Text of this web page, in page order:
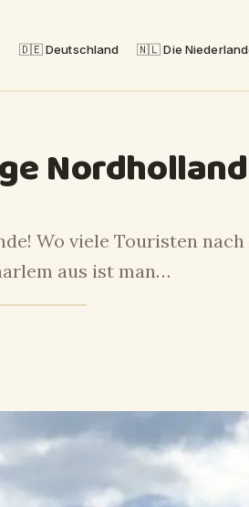
🇩🇪 Deutschland 🇳🇱 Die
Nordholland
Wo viele Touristen
aus ist man…